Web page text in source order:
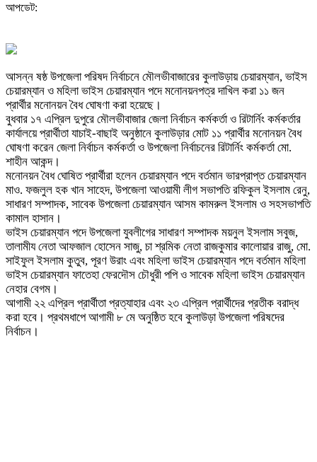
আপডেট:
আসন্ন ষষ্ঠ উপজেলা পরিষদ নির্বাচনে মৌলভীবাজারের কুলাউড়ায় চেয়ারম্যান, ভাইস
চেয়ারম্যান ও মহিলা ভাইস চেয়ারম্যান পদে মনোনয়নপত্র দাখিল করা ১১ জন
প্রার্থীর মনোনয়ন বৈধ ঘোষণা করা হয়েছে।
বুধবার ১৭ এপ্রিল দুপুরে মৌলভীবাজার জেলা নির্বাচন কর্মকর্তা ও রিটার্নিং কর্মকর্তার
কার্যালয়ে প্রার্থীতা যাচাই-বাছাই অনুষ্ঠানে কুলাউড়ার মোট ১১ প্রার্থীর মনোনয়ন বৈধ
ঘোষণা করেন জেলা নির্বাচন কর্মকর্তা ও উপজেলা নির্বাচনের রিটার্নিং কর্মকর্তা মো.
শাহীন আকন্দ।
মনোনয়ন বৈধ ঘোষিত প্রার্থীরা হলেন চেয়ারম্যান পদে বর্তমান ভারপ্রাপ্ত চেয়ারম্যান
মাও. ফজলুল হক খান সাহেদ, উপজেলা আওয়ামী লীগ সভাপতি রফিকুল ইসলাম রেনু,
সাধারণ সম্পাদক, সাবেক উপজেলা চেয়ারম্যান আসম কামরুল ইসলাম ও সহসভাপতি
কামাল হাসান।
ভাইস চেয়ারম্যান পদে উপজেলা যুবলীগের সাধারণ সম্পাদক ময়নুল ইসলাম সবুজ,
তালামীয নেতা আফজাল হোসেন সাজু, চা শ্রমিক নেতা রাজকুমার কালোয়ার রাজু, মো.
সাইফুল ইসলাম কুতুব, পূরণ উরাং এবং মহিলা ভাইস চেয়ারম্যান পদে বর্তমান মহিলা
ভাইস চেয়ারম্যান ফাতেহা ফেরদৌস চৌধুরী পপি ও সাবেক মহিলা ভাইস চেয়ারম্যান
নেহার বেগম।
আগামী ২২ এপ্রিল প্রার্থীতা প্রত্যাহার এবং ২৩ এপ্রিল প্রার্থীদের প্রতীক বরাদ্ধ
করা হবে। প্রথমধাপে আগামী ৮ মে অনুষ্ঠিত হবে কুলাউড়া উপজেলা পরিষদের
নির্বাচন।